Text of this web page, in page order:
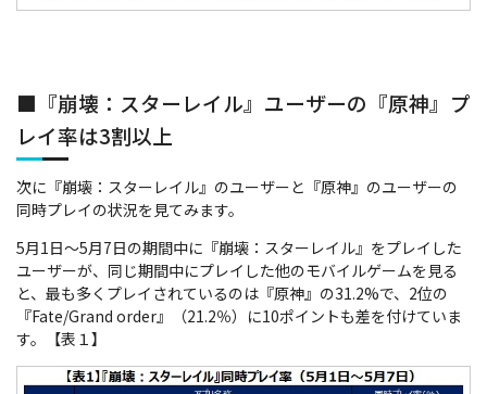
■『崩壊：スターレイル』ユーザーの『原神』プ
レイ率は3割以上
次に『崩壊：スターレイル』のユーザーと『原神』のユーザーの
同時プレイの状況を見てみます。
5月1日～5月7日の期間中に『崩壊：スターレイル』をプレイした
ユーザーが、同じ期間中にプレイした他のモバイルゲームを見る
と、最も多くプレイされているのは『原神』の31.2%で、2位の
『Fate/Grand order』（21.2％）に10ポイントも差を付けていま
す。【表１】